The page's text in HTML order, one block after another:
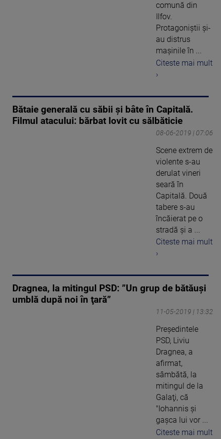
comună din
Ilfov.
Protagoniștii și-
au distrus
mașinile în ...
Citeste mai mult
›
Bătaie generală cu săbii și bâte în Capitală.
Filmul atacului: bărbat lovit cu sălbăticie
08-06-2019 | 07:06
Scene extrem de
violente s-au
derulat vineri
seară în
Capitală. Două
tabere s-au
încăierat pe o
stradă și a ...
Citeste mai mult
›
Dragnea, la mitingul PSD: ”Un grup de bătăuşi
umblă după noi în ţară”
11-05-2019 | 13:32
Preşedintele
PSD, Liviu
Dragnea, a
afirmat,
sâmbătă, la
mitingul de la
Galaţi, că
"Iohannis şi
gaşca lui vor ...
Citeste mai mult